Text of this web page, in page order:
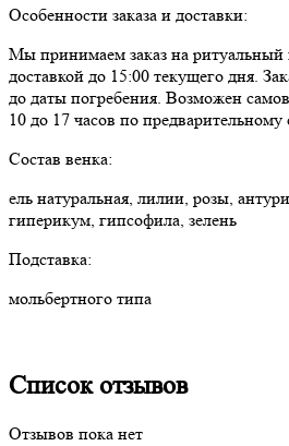
Особенности заказа и доставки:
Мы принимаем заказ на ритуальный
доставкой до 15:00 текущего дня.
до даты погребения. Возможен
10 до 17 часов по предварительному
Состав венка:
ель натуральная, лилии, розы,
гиперикум, гипсофила, зелень
Подставка:
мольбертного типа
Список отзывов
Отзывов пока нет